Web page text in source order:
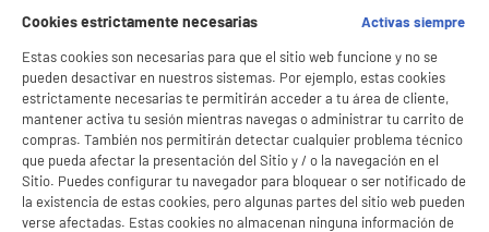
Cookies estrictamente necesarias
Activas siempre
Estas cookies son necesarias para que el sitio web funcione y no se
pueden desactivar en nuestros sistemas. Por ejemplo, estas cookies
estrictamente necesarias te permitirán acceder a tu área de cliente,
mantener activa tu sesión mientras navegas o administrar tu carrito de
compras. También nos permitirán detectar cualquier problema técnico
que pueda afectar la presentación del Sitio y / o la navegación en el
Sitio. Puedes configurar tu navegador para bloquear o ser notificado de
la existencia de estas cookies, pero algunas partes del sitio web pueden
verse afectadas. Estas cookies no almacenan ninguna información de